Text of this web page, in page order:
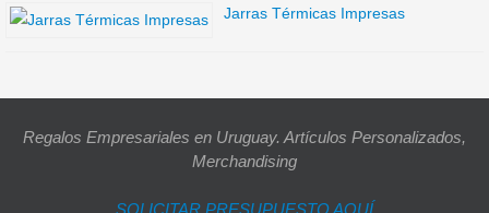
Jarras Térmicas Impresas
Regalos Empresariales en Uruguay. Artículos Personalizados,
Merchandising
SOLICITAR PRESUPUESTO AQUÍ